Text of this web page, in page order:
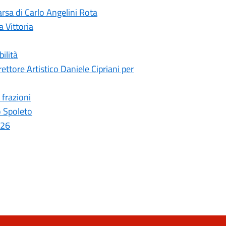
di Carlo Angelini Rota
Vittoria
Artistico Daniele Cipriani per